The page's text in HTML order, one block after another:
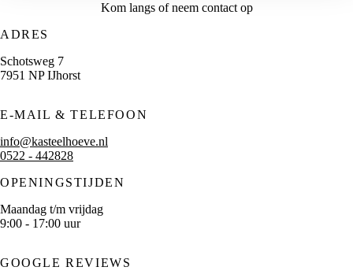
Kom langs of neem contact op
ADRES
Schotsweg 7
7951 NP IJhorst
E-MAIL & TELEFOON
info@kasteelhoeve.nl
0522 - 442828
OPENINGSTIJDEN
Maandag t/m vrijdag
9:00 - 17:00 uur
GOOGLE REVIEWS